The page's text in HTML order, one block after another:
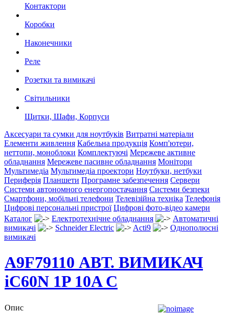
Контактори
Коробки
Наконечники
Реле
Розетки та вимикачі
Світильники
Щитки, Шафи, Корпуси
Аксесуари та сумки для ноутбуків Витратні матеріали
Елементи живлення Кабельна продукція Комп'ютери,
неттопи, моноблоки Комплектуючі Мережеве активне
обладнання Мережеве пасивне обладнання Монітори
Мультимедіа Мультимедіа проектори Ноутбуки, нетбуки
Периферія Планшети Програмне забезпечення Сервери
Системи автономного енергопостачання Системи безпеки
Смартфони, мобільні телефони Телевізійна техніка Телефонія
Цифрові персональні пристрої Цифрові фото-відео камери
Каталог
Електротехнічне обладнання
Автоматичні
вимикачі
Schneider Electric Acti9
Однополюсні
вимикачі
A9F79110 АВТ. ВИМИКАЧ
iC60N 1P 10A C
Опис